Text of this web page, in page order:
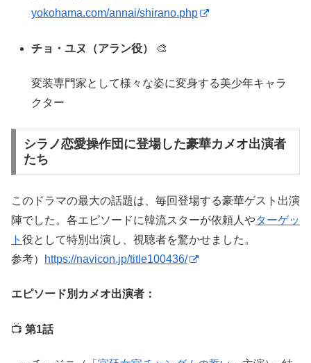
yokohama.com/annai/shirano.php
チョ・ユヌ（アラン役） 🎨
変装専門家として様々な姿に変身する美少年キャラ
クター
シラノ恋愛操作団に登場した豪華カメオ出演者
たち
このドラマの最大の話題は、毎回登場する豪華ゲスト出演
陣でした。各エピソードに韓流スターが依頼人やターゲッ
ト 役として特別出演し、視聴者を驚かせました。
参考）
https://navicon.jp/title100436/
エピソード別カメオ出演者：
📺 第1話